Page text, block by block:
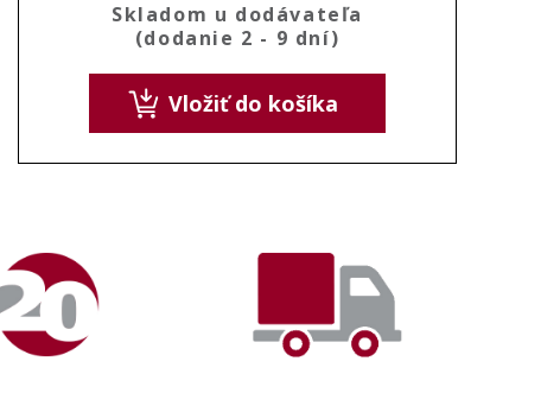
Skladom u dodávateľa
(dodanie 2 - 9 dní)
Vložiť do košíka